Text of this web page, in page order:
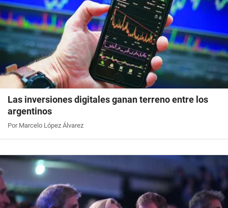
Las inversiones digitales ganan terreno entre los
argentinos
Por Marcelo López Álvarez